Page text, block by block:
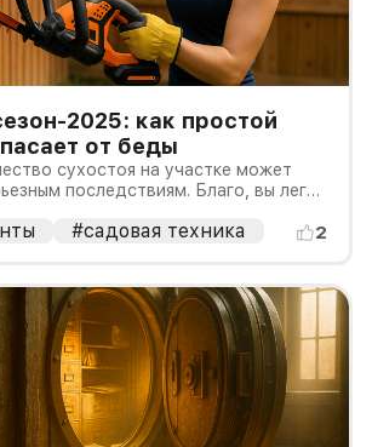
2025: как простой
от беды
сухостоя на участке может
последствиям. Благо, вы легко
#садовая техника 2